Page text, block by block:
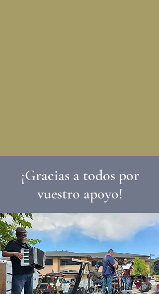
¡Gracias a todos por
vuestro apoyo!